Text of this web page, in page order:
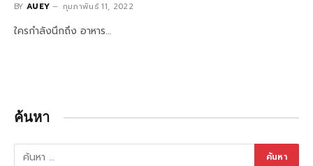
BY AUEY กุมภาพันธ์ 11, 2022
ใครกำลังนึกถึง อาหาร…
ค้นหา